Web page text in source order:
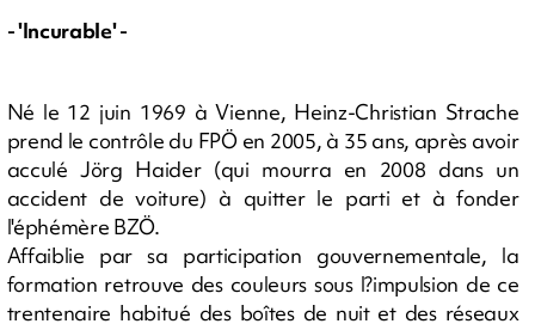
- 'Incurable' -
Né le 12 juin 1969 à Vienne, Heinz-Christian Strache
prend le contrôle du FPÖ en 2005, à 35 ans, après avoir
acculé Jörg Haider (qui mourra en 2008 dans un
accident de voiture) à quitter le parti et à fonder
l'éphémère BZÖ.
Affaiblie par sa participation gouvernementale, la
formation retrouve des couleurs sous l?impulsion de ce
trentenaire habitué des boîtes de nuit et des réseaux